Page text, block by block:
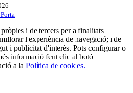
i de tercers per a finalitats
l'experiència de navegació; i de
i publicitat d'interès. Pots configurar o
informació fent clic al botó
a la Política de cookies.